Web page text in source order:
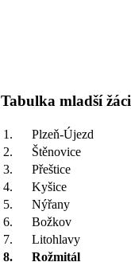
Tabulka mladší žáci
1. Plzeň-Újezd
2.
Štěnovice
3.
Přeštice
4.
Kyšice
5.
Nýřany
6.
Božkov
7.
Litohlavy
8.
Rožmitál